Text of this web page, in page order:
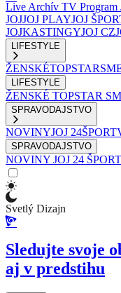
Live Archív TV Program
JOJJOJ PLAYJOJ
JOJKASTINGYJOJ CZ
LIFESTYLE
ŽENSKÉTOPSTAR
LIFESTYLE
ŽENSKÉ TOPSTAR
SPRAVODAJSTVO
NOVINYJOJ 24ŠPORT
SPRAVODAJSTVO
NOVINY JOJ 24 ŠPORT
Svetlý Dizajn
Sledujte svoje
aj v predstihu